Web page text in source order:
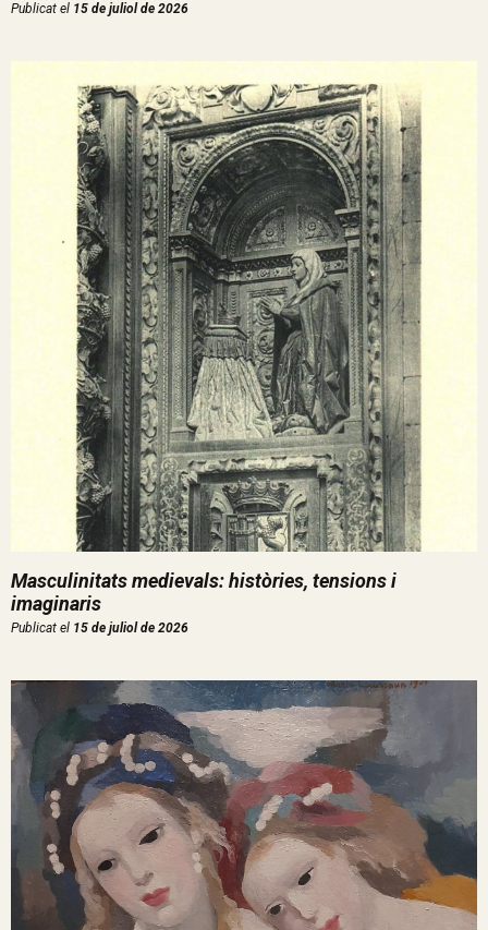
Publicat el 15 de juliol de 2026
Masculinitats medievals: històries, tensions i
imaginaris
Publicat el 15 de juliol de 2026